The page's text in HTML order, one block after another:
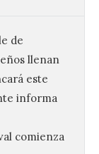
de
llenan
este
informa
comienza